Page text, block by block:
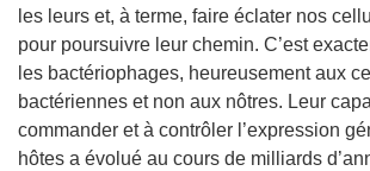
les leurs et, à terme, faire éclater nos
pour poursuivre leur chemin. C’est
les bactériophages, heureusement aux
bactériennes et non aux nôtres. Leur
commander et à contrôler l’expression
hôtes a évolué au cours de milliards